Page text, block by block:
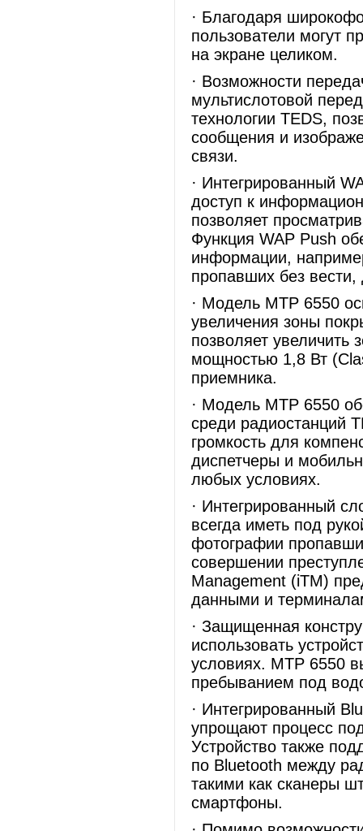
· Благодаря
пользователи могут
на экране целиком.
· Возможности
мультислотовой
технологии TEDS,
сообщения и
связи.
· Интегрированный
доступ к
позволяет
Функция WAP Push
информации,
пропавших без
· Модель MTP 6550
увеличения зоны
позволяет увеличить
мощностью 1,8 Вт
приемника.
· Модель MTP 6550
среди радиостанций
громкость для
диспетчеры и
любых условиях.
· Интегрированный
всегда иметь под
фотографии
совершении
Management (iTM)
данными и
· Защищенная
использовать
условиях. MTP 6550
пребыванием под
· Интегрированный
упрощают процесс
Устройство также
по Bluetooth между
такими как сканеры
смартфоны.